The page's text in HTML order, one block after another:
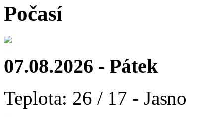
Počasí
07.08.2026 - Pátek
Teplota: 26 / 17 - Jasno